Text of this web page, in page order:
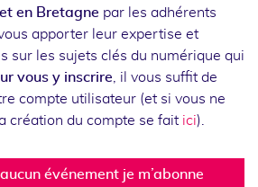
en Bretagne par les adhérents
apporter leur expertise et
sur les sujets clés du numérique qui
vous y inscrire , il vous suffit de
compte utilisateur (et si vous ne
création du compte se fait ici).
événement je m’abonne